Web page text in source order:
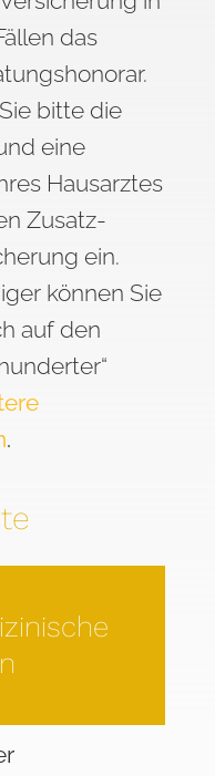
das
bitte die
eine
Hausarztes
Zusatz-
ein.
können Sie
auf den
.